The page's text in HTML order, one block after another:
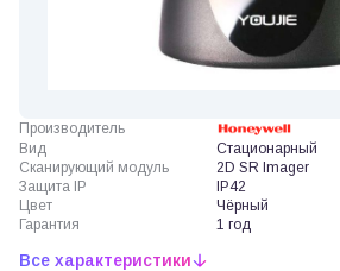
Производитель
Вид
Стационарный
Сканирующий модуль
2D SR Imager
Защита IP
IP42
Цвет
Чёрный
Гарантия
1 год
Все характеристики